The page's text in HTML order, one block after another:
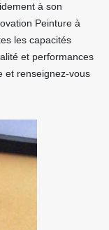
à son
Peinture à
les capacités
et performances
et renseignez-vous